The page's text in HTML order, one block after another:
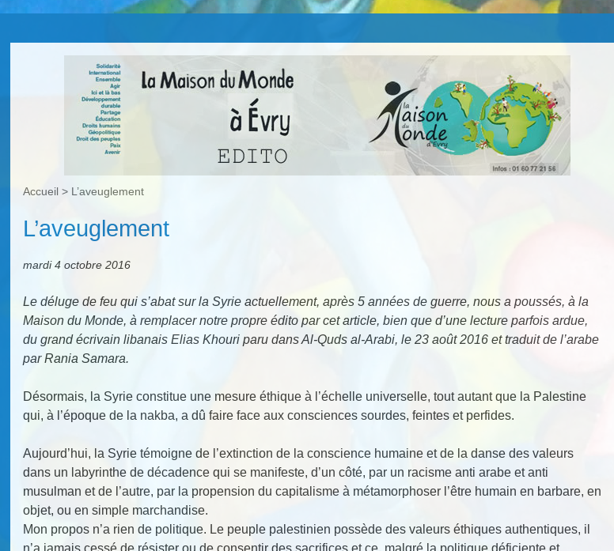
Accueil > L’aveuglement
L’aveuglement
mardi 4 octobre 2016
Le déluge de feu qui s’abat sur la Syrie actuellement, après 5 années de guerre, nous a poussés, à la
Maison du Monde, à remplacer notre propre édito par cet article, bien que d’une lecture parfois ardue,
du grand écrivain libanais Elias Khouri paru dans Al-Quds al-Arabi, le 23 août 2016 et traduit de l’arabe
par Rania Samara.
Désormais, la Syrie constitue une mesure éthique à l’échelle universelle, tout autant que la Palestine
qui, à l’époque de la nakba, a dû faire face aux consciences sourdes, feintes et perfides.
Aujourd’hui, la Syrie témoigne de l’extinction de la conscience humaine et de la danse des valeurs
dans un labyrinthe de décadence qui se manifeste, d’un côté, par un racisme anti arabe et anti
musulman et de l’autre, par la propension du capitalisme à métamorphoser l’être humain en barbare, en
objet, ou en simple marchandise.
Mon propos n’a rien de politique. Le peuple palestinien possède des valeurs éthiques authentiques, il
n’a jamais cessé de résister ou de consentir des sacrifices et ce, malgré la politique déficiente et